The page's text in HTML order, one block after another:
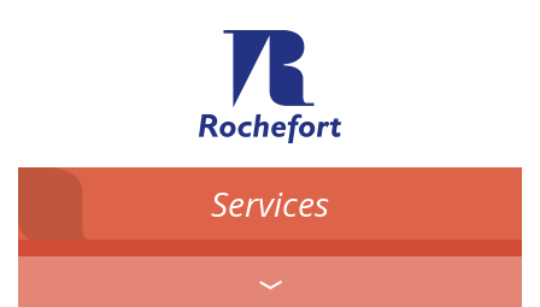
Services